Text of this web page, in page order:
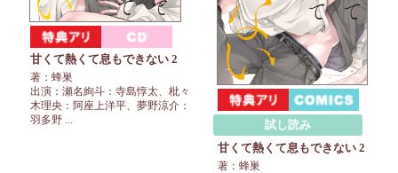
甘くて熱くて息もできない 2
著：蜂巣
出演：瀬名絢斗：寺島惇太、枇々
木理央：阿座上洋平、夢野涼介：
羽多野 ...
試し読み
甘くて熱くて息もできない 2
著：蜂巣